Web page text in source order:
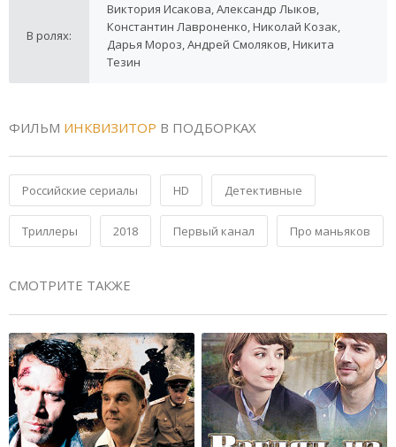
В ролях:
Виктория Исакова, Александр Лыков,
Константин Лавроненко, Николай Козак,
Дарья Мороз, Андрей Смоляков, Никита
Тезин
ФИЛЬМ ИНКВИЗИТОР В ПОДБОРКАХ
Российские сериалы HD Детективные
Триллеры 2018 Первый канал Про маньяков
СМОТРИТЕ ТАКЖЕ